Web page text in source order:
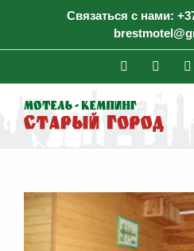
Связаться с нами:
Facebook